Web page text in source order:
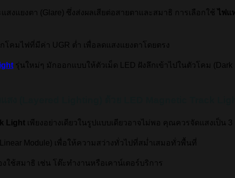
แยงตา (Glare) ซึ่งส่งผลเสียต่อสายตาและสมาธิ การเลือกใช้ ไฟแ
คมไฟที่มีค่า UGR ต่ำ เพื่อลดแสงแยงตาโดยตรง
รุ่นใหม่ๆ มักออกแบบให้ตัวเม็ด LED ฝังลึกเข้าไปในตัวโคม
Light เพียงอย่างเดียวในรูปแบบเดียวอาจไม่พอ คุณควรจัดแสงเป็น 3
Module) เพื่อให้ความสว่างทั่วไปที่สม่ำเสมอทั่วพื้นที่
ใช้สมาธิ เช่น โต๊ะทำงานหรือเคาน์เตอร์บริการ